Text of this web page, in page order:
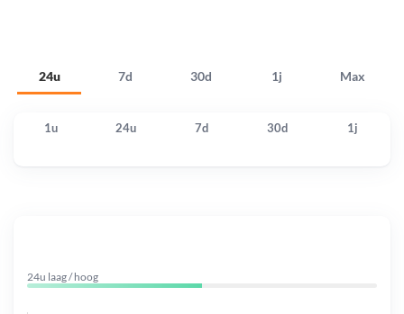
24u 7d 30d 1j Max
1u 24u 7d 30d 1j
24u laag / hoog